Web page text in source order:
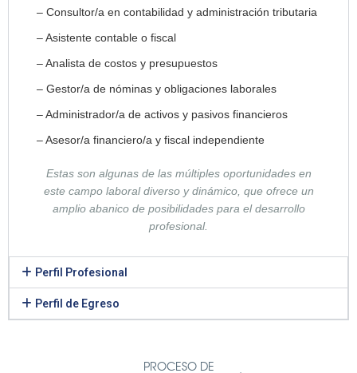
– Consultor/a en contabilidad y administración tributaria
– Asistente contable o fiscal
– Analista de costos y presupuestos
– Gestor/a de nóminas y obligaciones laborales
– Administrador/a de activos y pasivos financieros
– Asesor/a financiero/a y fiscal independiente
Estas son algunas de las múltiples oportunidades en
este campo laboral diverso y dinámico, que ofrece un
amplio abanico de posibilidades para el desarrollo
profesional.
Perfil Profesional
Perfil de Egreso
PROCESO DE